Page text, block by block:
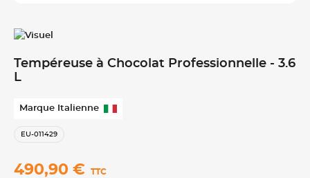
Tempéreuse à Chocolat Professionnelle - 3.6
L
Marque Italienne
EU-011429
490,90 € TTC